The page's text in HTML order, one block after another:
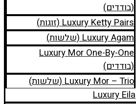
(בודדים)
Luxury Ketty Pairs (זוגות)
Luxury Agam (שלשות)
Luxury Mor One-By-One
(בודדים)
Luxury Mor – Trio (שלשות)
Luxury Eila